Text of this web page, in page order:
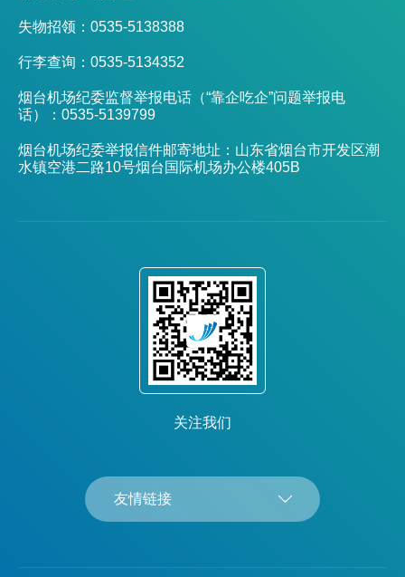
失物招领：0535-5138388
行李查询：0535-5134352
烟台机场纪委监督举报电话（“靠企吃企”问题举报电
话）：0535-5139799
烟台机场纪委举报信件邮寄地址：山东省烟台市开发区潮
水镇空港二路10号烟台国际机场办公楼405B
关注我们
友情链接